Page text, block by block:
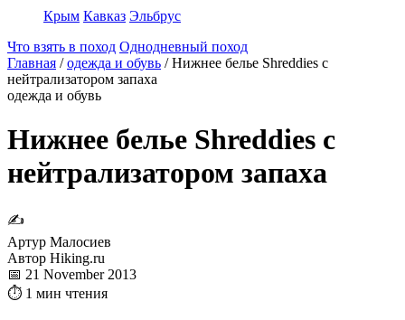
Крым Кавказ Эльбрус
Что взять в поход Однодневный поход
Главная / одежда и обувь / Нижнее белье Shreddies с
нейтрализатором запаха
одежда и обувь
Нижнее белье Shreddies с
нейтрализатором запаха
✍
Артур Малосиев
Автор Hiking.ru
📅 21 November 2013
⏱ 1 мин чтения